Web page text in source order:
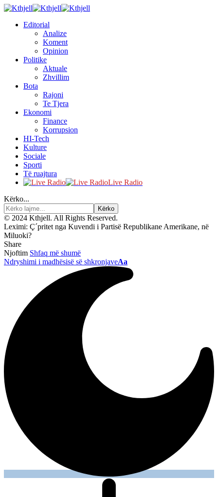
Editorial
Analize
Koment
Opinion
Politike
Aktuale
Zhvillim
Bota
Rajoni
Te Tjera
Ekonomi
Finance
Korrupsion
HI-Tech
Kulture
Sociale
Sporti
Të ruajtura
Live Radio
Kërko...
© 2024 Kthjell. All Rights Reserved.
Leximi: Ç´pritet nga Kuvendi i Partisë Republikane Amerikane, në
Miluoki?
Share
Njoftim Shfaq më shumë
Ndryshimi i madhësisë së shkronjaveAa